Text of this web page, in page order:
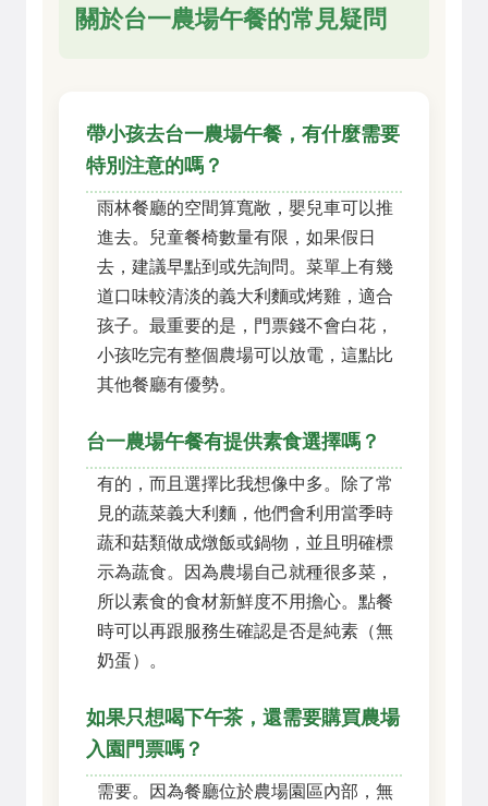
關於台一農場午餐的常見疑問
帶小孩去台一農場午餐，有什麼需要
特別注意的嗎？
雨林餐廳的空間算寬敞，嬰兒車可以推
進去。兒童餐椅數量有限，如果假日
去，建議早點到或先詢問。菜單上有幾
道口味較清淡的義大利麵或烤雞，適合
孩子。最重要的是，門票錢不會白花，
小孩吃完有整個農場可以放電，這點比
其他餐廳有優勢。
台一農場午餐有提供素食選擇嗎？
有的，而且選擇比我想像中多。除了常
見的蔬菜義大利麵，他們會利用當季時
蔬和菇類做成燉飯或鍋物，並且明確標
示為蔬食。因為農場自己就種很多菜，
所以素食的食材新鮮度不用擔心。點餐
時可以再跟服務生確認是否是純素（無
奶蛋）。
如果只想喝下午茶，還需要購買農場
入園門票嗎？
需要。因為餐廳位於農場園區內部，無